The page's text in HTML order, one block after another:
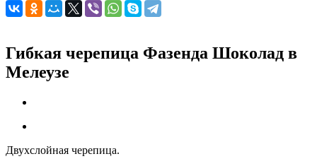
Гибкая черепица Фазенда Шоколад в
Мелеузе
Двухслойная черепица.